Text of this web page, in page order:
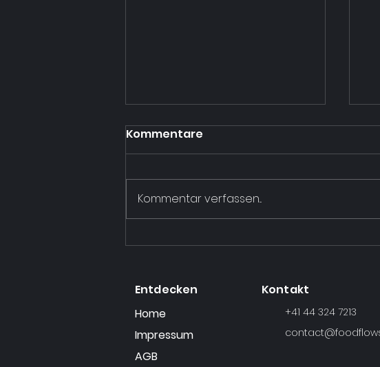
Neu und exklusiv bei
Kommentare
Kommentar verfassen...
Entdecken
Home
Impressum
AGB
Kontakt
+41 44 324 7213